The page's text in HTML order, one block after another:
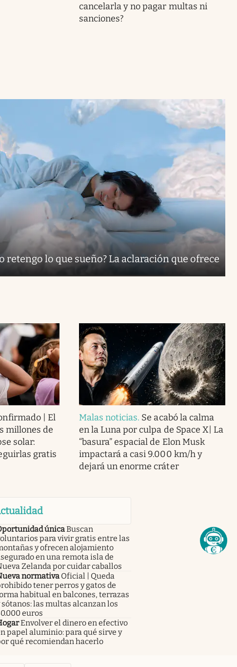
cancelarla y no pagar multas ni
sanciones?
retengo lo que sueño? La aclaración que ofrece
| El
millones de
solar:
gratis
Malas noticias. Se acabó la calma
en la Luna por culpa de Space X| La
“basura” espacial de Elon Musk
impactará a casi 9.000 km/h y
dejará un enorme cráter
únicaBuscan
para vivir gratis entre las
y ofrecen alojamiento
en una remota isla de
Zelanda por cuidar caballos
normativa Oficial | Queda
tener perros y gatos de
habitual en balcones, terrazas
sótanos: las multas alcanzan los
euros
Envolver el dinero en efectivo
papel aluminio: para qué sirve y
qué recomiendan hacerlo